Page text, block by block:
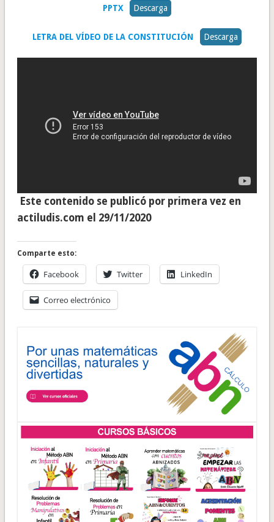
PPTX
Descarga
LETRA DEL VÍDEO DE LA CONSTITUCIÓN Descarga
Este contenido se publicó por primera vez en
actiludis.com el 29/11/2020
Comparte esto:
Facebook Twitter LinkedIn
Correo electrónico